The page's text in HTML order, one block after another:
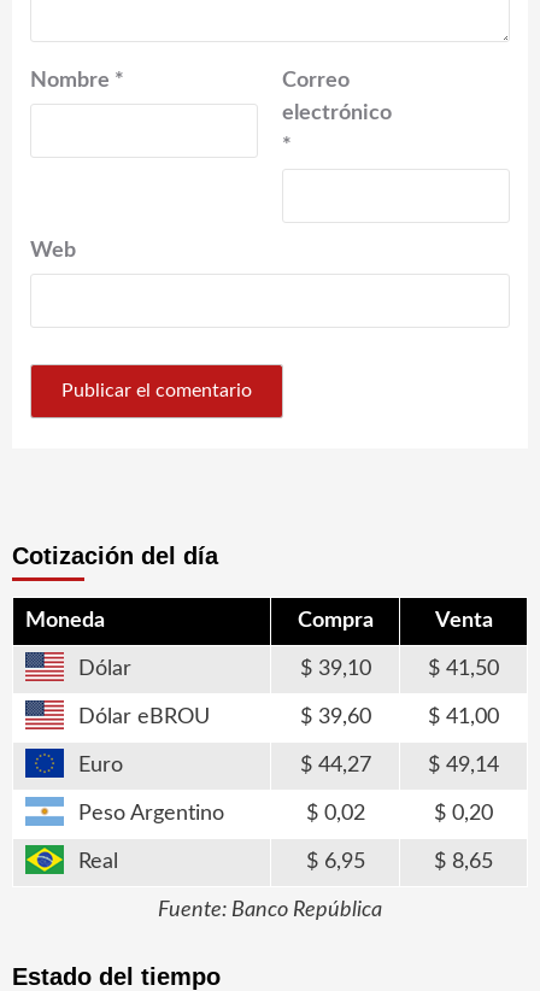
Nombre *
Correo
electrónico
*
Web
Cotización del día
Moneda Compra Venta
Dólar 39,10 41,50
Dólar eBROU 39,60 41,00
Euro 44,27 49,14
Peso Argentino 0,02 0,20
Real 6,95 8,65
Fuente: Banco República
Estado del tiempo